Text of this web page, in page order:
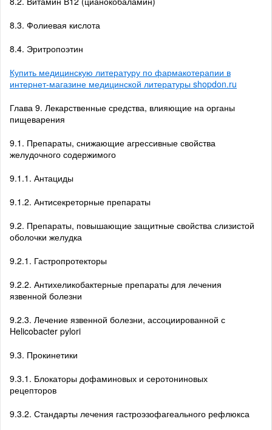
8.3. Фолиевая кислота
8.4. Эритропоэтин
Купить медицинскую литературу по фармакотерапии в
интернет-магазине медицинской литературы shopdon.ru
Глава 9. Лекарственные средства, влияющие на органы
пищеварения
9.1. Препараты, снижающие агрессивные свойства
желудочного содержимого
9.1.1. Антациды
9.1.2. Антисекреторные препараты
9.2. Препараты, повышающие защитные свойства слизистой
оболочки желудка
9.2.1. Гастропротекторы
9.2.2. Антихеликобактерные препараты для лечения
язвенной болезни
9.2.3. Лечение язвенной болезни, ассоциированной с
Helicobacter pylori
9.3. Прокинетики
9.3.1. Блокаторы дофаминовых и серотониновых
рецепторов
9.3.2. Стандарты лечения гастроэзофагеального рефлюкса